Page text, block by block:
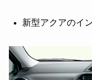
新型アクアのイ